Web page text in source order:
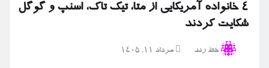
۴ خانواده آمریکایی از متا، تیک تاک، اسنپ و گوگل
شکایت کردند
خط رند مرداد ۱۱, ۱۴۰۵